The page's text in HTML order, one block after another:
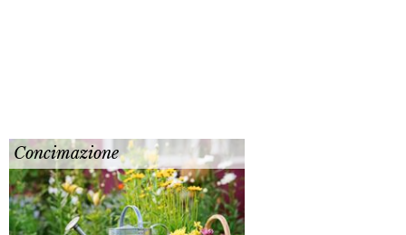
Concimazione